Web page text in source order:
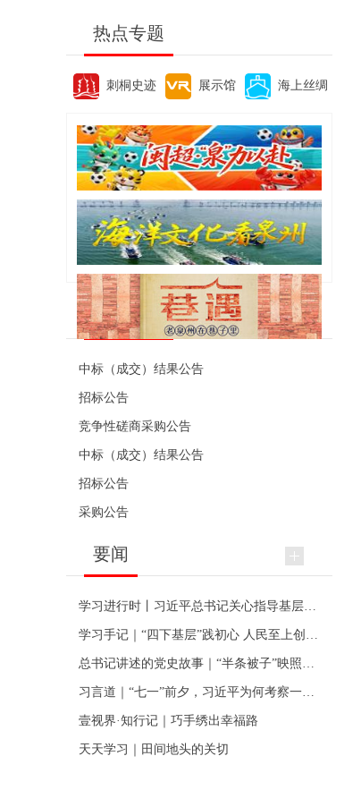
热点专题
刺桐史迹 展示馆 海上丝绸
便民资讯
中标（成交）结果公告
招标公告
竞争性磋商采购公告
中标（成交）结果公告
招标公告
采购公告
要闻
壹视界·知行记｜巧手绣出幸福路
天天学习｜田间地头的关切